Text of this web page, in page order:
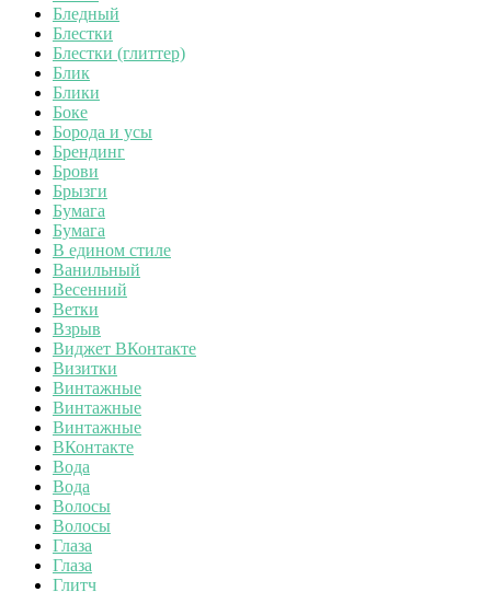
Бледный
Блестки
Блестки (глиттер)
Блик
Блики
Боке
Борода и усы
Брендинг
Брови
Брызги
Бумага
Бумага
В едином стиле
Ванильный
Весенний
Ветки
Взрыв
Виджет ВКонтакте
Визитки
Винтажные
Винтажные
Винтажные
ВКонтакте
Вода
Вода
Волосы
Волосы
Глаза
Глаза
Глитч